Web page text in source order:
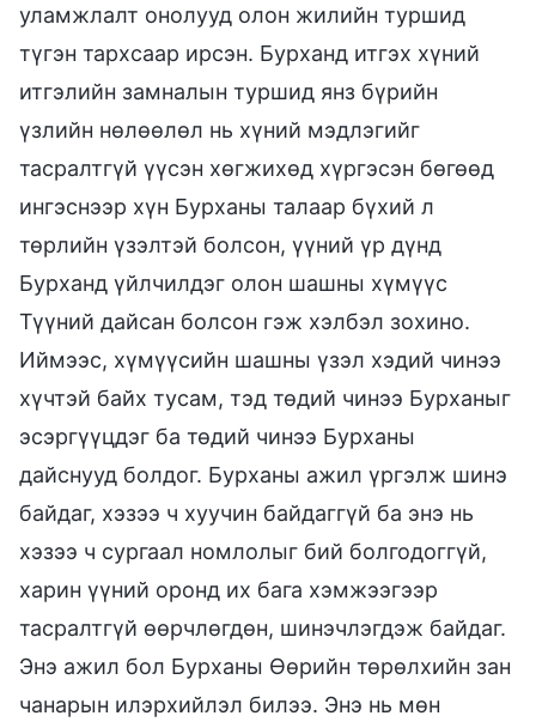
уламжлалт онолууд олон жилийн туршид
түгэн тархсаар ирсэн. Бурханд итгэх хүний
итгэлийн замналын туршид янз бүрийн
үзлийн нөлөөлөл нь хүний мэдлэгийг
тасралтгүй үүсэн хөгжихөд хүргэсэн бөгөөд
ингэснээр хүн Бурханы талаар бүхий л
төрлийн үзэлтэй болсон, үүний үр дүнд
Бурханд үйлчилдэг олон шашны хүмүүс
Түүний дайсан болсон гэж хэлбэл зохино.
Иймээс, хүмүүсийн шашны үзэл хэдий чинээ
хүчтэй байх тусам, тэд төдий чинээ Бурханыг
эсэргүүцдэг ба төдий чинээ Бурханы
дайснууд болдог. Бурханы ажил үргэлж шинэ
байдаг, хэзээ ч хуучин байдаггүй ба энэ нь
хэзээ ч сургаал номлолыг бий болгодоггүй,
харин үүний оронд их бага хэмжээгээр
тасралтгүй өөрчлөгдөн, шинэчлэгдэж байдаг.
Энэ ажил бол Бурханы Өөрийн төрөлхийн зан
чанарын илэрхийлэл билээ. Энэ нь мөн